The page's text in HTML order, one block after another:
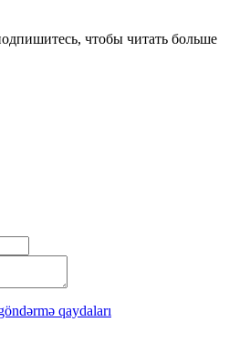
чтобы читать больше
qaydaları